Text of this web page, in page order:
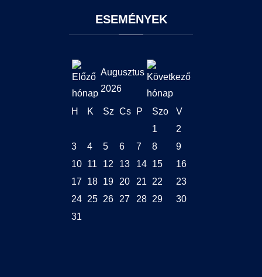
ESEMÉNYEK
Augusztus
2026
H K Sz Cs P Szo
V
1
2
3
4 5 6 7 8
9
10
11 12 13 14 15
16
17
18 19 20 21 22
23
24
25 26 27 28 29
30
31